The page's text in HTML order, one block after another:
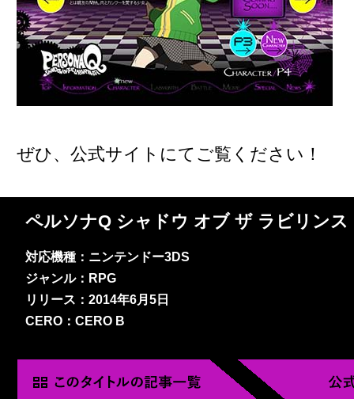
ぜひ、公式サイトにてご覧ください！
ペルソナQ シャドウ オブ ザ ラビリンス
対応機種：ニンテンドー3DS
ジャンル：RPG
リリース：2014年6月5日
CERO：CERO B